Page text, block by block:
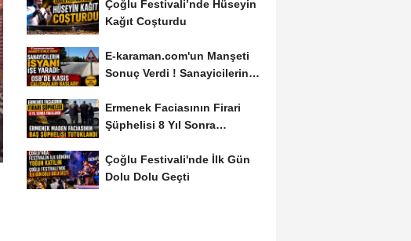
Çoğlu Festivali’nde Hüseyin
Kağıt Coşturdu
E-karaman.com'un Manşeti
Sonuç Verdi ! Sanayicilerin
Ermenek Faciasının Firari
Şüphelisi 8 Yıl Sonra
Çoğlu Festivali'nde İlk Gün
Dolu Dolu Geçti